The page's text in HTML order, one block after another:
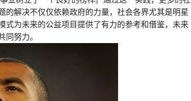
的解决不仅仅依赖政府的力量，社会各界尤其是明星
式为未来的公益项目提供了有力的参考和借鉴，未来
努力。